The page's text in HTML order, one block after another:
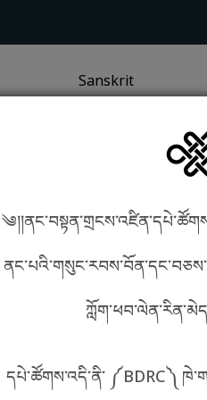
/ SEA TRADITIONPAGE
GO TOSANSKRIT
Sanskrit
དཔེ་ཚོགས་འདི་ནི་ ༼BDRC༽
phonetics!